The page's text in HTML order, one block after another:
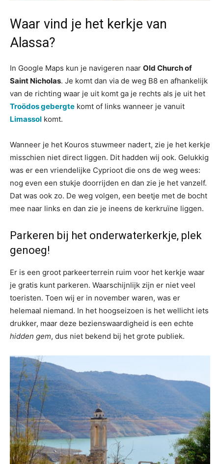
Waar vind je het kerkje van
Alassa?
In Google Maps kun je navigeren naar Old Church of
Saint Nicholas. Je komt dan via de weg B8 en afhankelijk
van de richting waar je uit komt ga je rechts als je uit het
Troödos gebergte komt of links wanneer je vanuit
Limassol komt.
Wanneer je het Kouros stuwmeer nadert, zie je het kerkje
misschien niet direct liggen. Dit hadden wij ook. Gelukkig
was er een vriendelijke Cyprioot die ons de weg wees:
nog even een stukje doorrijden en dan zie je het vanzelf.
Dat was ook zo. De weg volgen, een beetje met de bocht
mee naar links en dan zie je ineens de kerkruïne liggen.
Parkeren bij het onderwaterkerkje, plek
genoeg!
Er is een groot parkeerterrein ruim voor het kerkje waar
je gratis kunt parkeren. Waarschijnlijk zijn er niet veel
toeristen. Toen wij er in november waren, was er
helemaal niemand. In het hoogseizoen is het wellicht iets
drukker, maar deze bezienswaardigheid is een echte
hidden gem, dus niet bekend bij het grote publiek.